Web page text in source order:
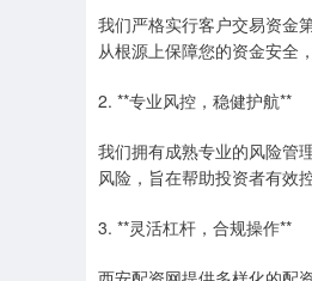
我们严格实行客户交易资金
从根源上保障您的资金安全
2. **专业风控，稳健护航**
我们拥有成熟专业的风险管
风险，旨在帮助投资者有效
3. **灵活杠杆，合规操作**